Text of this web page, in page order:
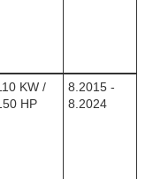
KW /
HP
8.2015 -
8.2024